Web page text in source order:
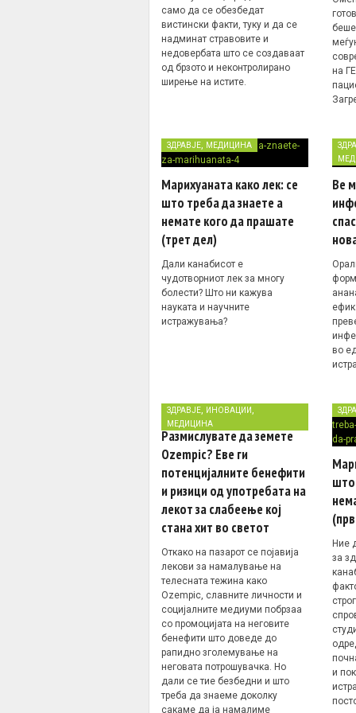
само да се обезбедат
вистински факти, туку и да се
надминат стравовите и
недовербата што се создаваат
од брзото и неконтролирано
ширење на истите.
беше
на
ЗДРАВЈЕ, МЕДИЦИНА
Марихуаната како лек: се
што треба да знаете а
немате кого да прашате
(трет дел)
Дали канабисот е
чудотворниот лек за многу
болести? Што ни кажува
науката и научните
истражувања?
Ве
во
ЗДРАВЈЕ, ИНОВАЦИИ,
МЕДИЦИНА
Размислувате да земете
Ozempic? Еве ги
потенцијалните бенефити
и ризици од употребата на
лекот за слабеење кој
стана хит во светот
Откако на пазарот се појавија
лекови за намалување на
телесната тежина како
Ozempic, славните личности и
социјалните медиуми побрзаа
со промоцијата на неговите
бенефити што доведе до
рапидно зголемување на
неговата потрошувачка. Но
дали се тие безбедни и што
треба да знаеме доколку
сакаме да ја намалиме
што
Ние
за
и